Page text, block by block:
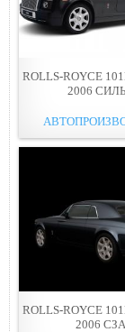
ROLLS-ROYCE
2006
ROLLS-ROYCE
2006